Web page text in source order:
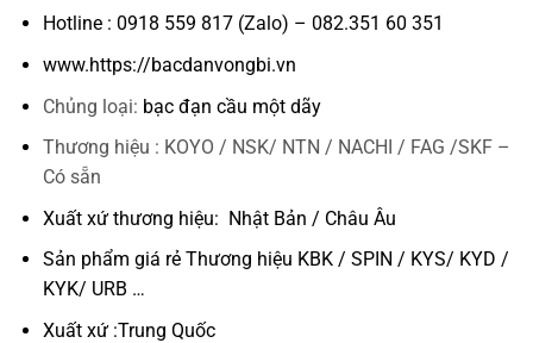
Hotline : 0918 559 817 (Zalo) – 082.351 60 351
www.https://bacdanvongbi.vn
Chủng loại: bạc đạn cầu một dãy
Thương hiệu : KOYO / NSK/ NTN / NACHI / FAG /SKF –
Có sẵn
Xuất xứ thương hiệu: Nhật Bản / Châu Âu
Sản phẩm giá rẻ Thương hiệu KBK / SPIN / KYS/ KYD /
KYK/ URB …
Xuất xứ :Trung Quốc